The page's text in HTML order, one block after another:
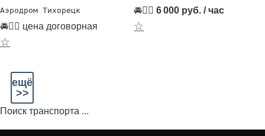
Аэродром Тихорецк
🚘👨‍✈ цена договорная
☆
🚘👨‍✈6 000 руб. / час
☆
ещё
>>
Поиск транспорта ...